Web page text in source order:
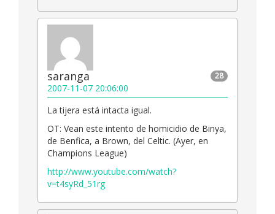
28
saranga
2007-11-07 20:06:00
La tijera está intacta igual.
OT: Vean este intento de homicidio de Binya,
de Benfica, a Brown, del Celtic. (Ayer, en
Champions League)
http://www.youtube.com/watch?
v=t4syRd_51rg